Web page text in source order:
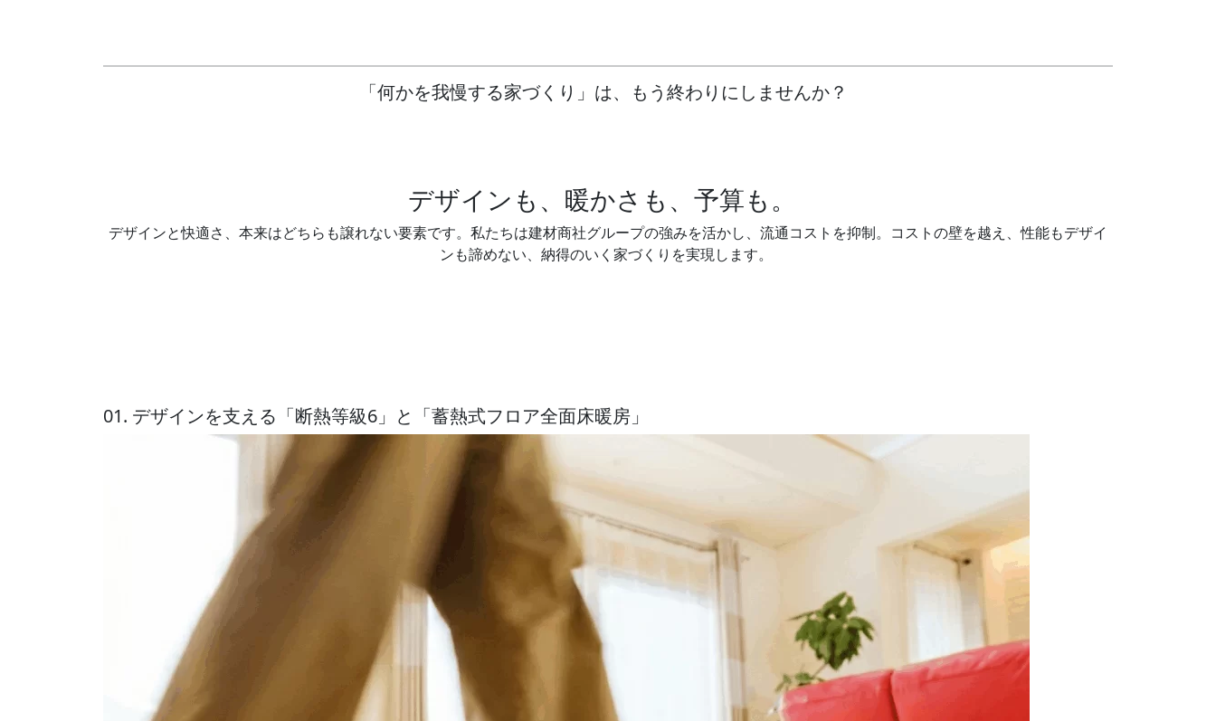
「何かを我慢する家づくり」は、もう終わりにしませんか？
デザインも、暖かさも、予算も。
デザインと快適さ、本来はどちらも譲れない要素です。私たちは建材商社グループの強みを活かし、流通コストを抑制。コストの壁を越え、性能もデザイ
ンも諦めない、納得のいく家づくりを実現します。
01. デザインを支える「断熱等級6」と「蓄熱式フロア全面床暖房」